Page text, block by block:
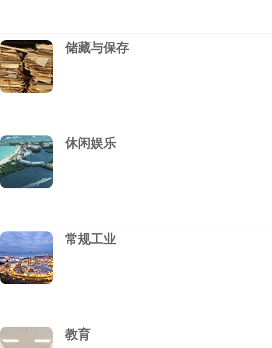
储藏与保存
休闲娱乐
常规工业
教育